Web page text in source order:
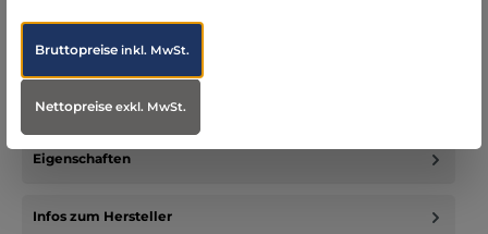
Der INNOX WORK ist ein A-Form Halbschuh der
Sicherheitsstufe S3 - nach D-GUV Regel wäre aber mindestens
die Form B gefordert…
Eigenschaften
Infos zum Hersteller
Bruttopreiseinkl. MwSt.
Nettopreiseexkl. MwSt.